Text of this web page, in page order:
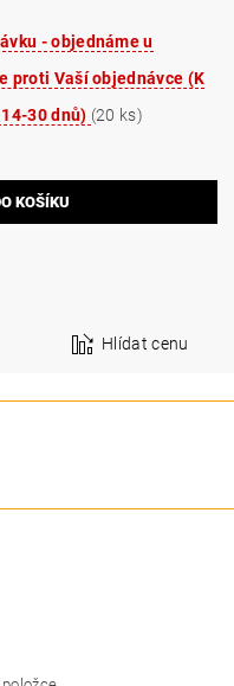
- objednáme u
proti Vaší objednávce (K
30 dnů) (20 ks)
Hlídat cenu